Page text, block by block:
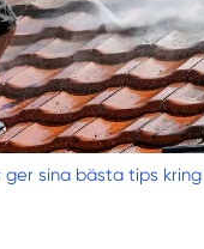
ger sina bästa tips